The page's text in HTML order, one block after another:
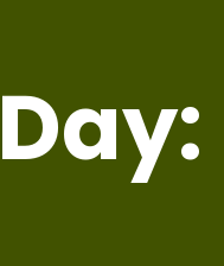
Day: